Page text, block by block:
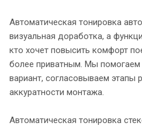
Автоматическая тонировка
визуальная доработка, а
кто хочет повысить комфорт
более приватным. Мы
вариант, согласовываем этапы
аккуратности монтажа.
Автоматическая тонировка